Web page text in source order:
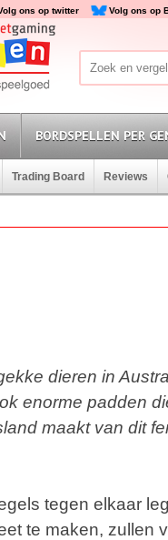
ons op twitter Volg ons op
BORDSPELLEN PER
Trading Board Reviews
dieren in
enorme padden
maakt van dit
tegen elkaar
te maken, zullen